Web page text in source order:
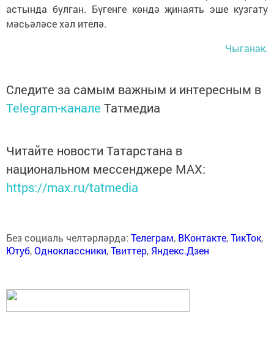
астында булган. Бүгенге көндә җинаять эше кузгату
мәсьәләсе хәл ителә.
Чыганак.
Следите за самым важным и интересным в
Telegram-канале Татмедиа
Читайте новости Татарстана в
национальном мессенджере MАХ:
https://max.ru/tatmedia
Без социаль челтәрләрдә: Телеграм, ВКонтакте,ТикТок,
Ютуб,Одноклассники,Твиттер, Яндекс.Дзен